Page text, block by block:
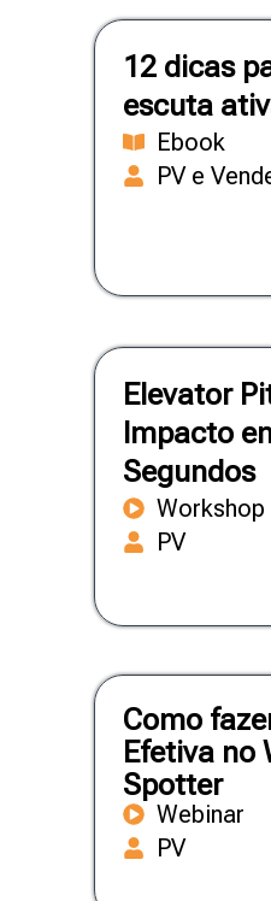
12 dicas
escuta
Ebook
PV e
Elevator
Impacto
Segundos
Workshop
PV
Como
Efetiva no
Spotter
Webinar
PV